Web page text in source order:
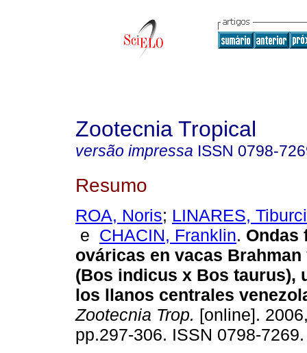
Zootecnia Tropical
versão impressa ISSN 0798-
Resumo
ROA, Noris; LINARES,
e CHACIN, Franklin. Ondas
ováricas en vacas Brahman
(Bos indicus x Bos taurus),
los llanos centrales
Zootecnia Trop. [online].
pp.297-306. ISSN 0798-7269.